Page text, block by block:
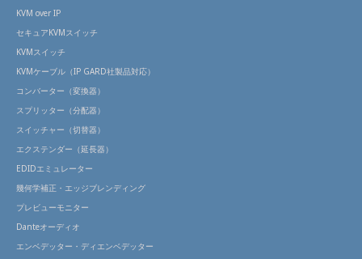
KVM over IP
セキュアKVMスイッチ
KVMスイッチ
KVMケーブル（IP GARD社製品対応）
コンバーター（変換器）
スプリッター（分配器）
スイッチャー（切替器）
エクステンダー（延長器）
EDIDエミュレーター
幾何学補正・エッジブレンディング
プレビューモニター
Danteオーディオ
エンベデッター・ディエンベデッター